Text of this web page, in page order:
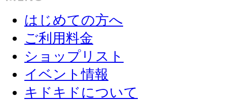
はじめての方へ
ご利用料金
ショップリスト
イベント情報
キドキドについて